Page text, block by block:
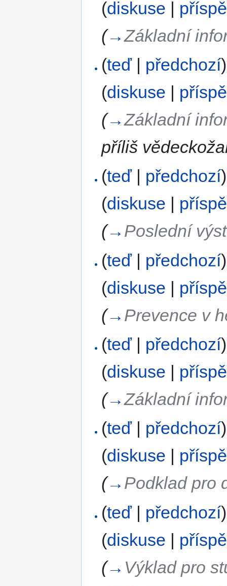
(diskuse |
(→Základní
(teď| předchozí)
(diskuse |
(→Základní
příliš
(teď| předchozí)
(diskuse
(→ Poslední
(teď| předchozí)
(diskuse |
(→ Prevence v
(teď| předchozí)
(diskuse |
(→Základní
(teď| předchozí)
(diskuse
(→ Podklad pro
(teď| předchozí)
(diskuse |
(→ Výklad pro